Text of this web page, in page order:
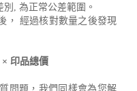
, 為正常公差範圍。
， 經過核對數量之後發現
印品總價
問題，我們同樣會為您解